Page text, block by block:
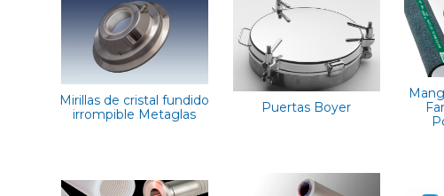
Mirillas de cristal fundido
irrompible Metaglas
Puertas Boyer